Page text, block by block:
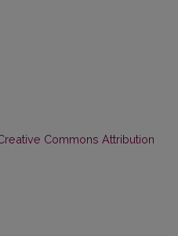
Commons Attribution